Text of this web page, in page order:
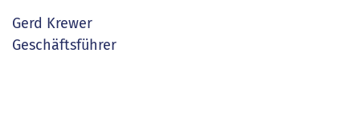
Gerd Krewer
Geschäftsführer